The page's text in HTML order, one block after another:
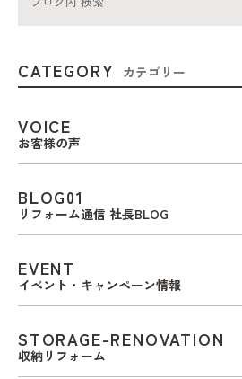
CATEGORY カテゴリー
VOICE
お客様の声
BLOG01
リフォーム通信 社長BLOG
EVENT
イベント・キャンペーン情報
STORAGE-RENOVATION
収納リフォーム